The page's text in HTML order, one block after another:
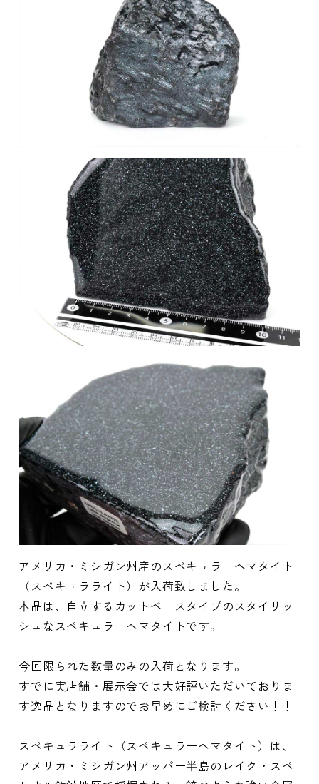
アメリカ・ミシガン州産のスペキュラーヘマタイト
（スペキュラライト）が入荷致しました。
本品は、自立するカットベースタイプのスタイリッ
シュなスペキュラーヘマタイトです。
今回限られた数量のみの入荷となります。
すでに実店舗・展示会では大好評いただいておりま
す逸品となりますのでお早めにご検討ください！！
スペキュラライト（スペキュラーヘマタイト）は、
アメリカ・ミシガン州アッパー半島のレイク・スペ